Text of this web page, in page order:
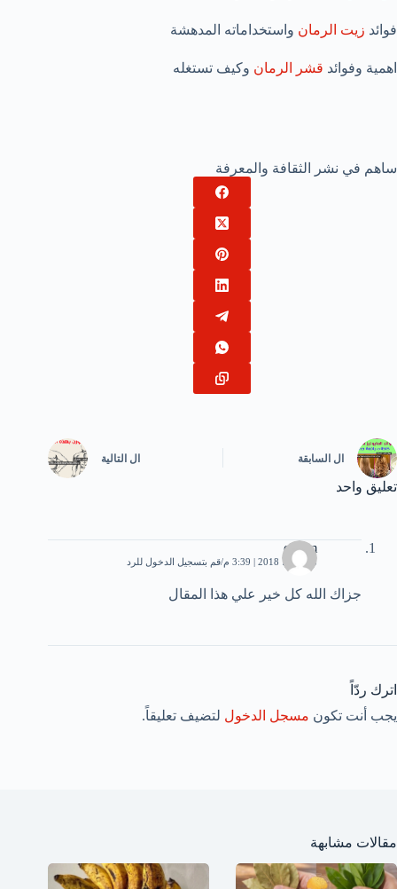
فوائد زيت الرمان واستخداماته المدهشة
اهمية وفوائد قشر الرمان وكيف تستغله
ساهم في نشر الثقافة والمعرفة
ال السابقة ال التالية
تعليق واحد
elham
28 يونيو، 2018 | 3:39 م قم بتسجيل الدخول للرد
جزاك الله كل خير علي هذا المقال
اترك ردّاً
يجب أنت تكون مسجل الدخول لتضيف تعليقاً.
مقالات مشابهة